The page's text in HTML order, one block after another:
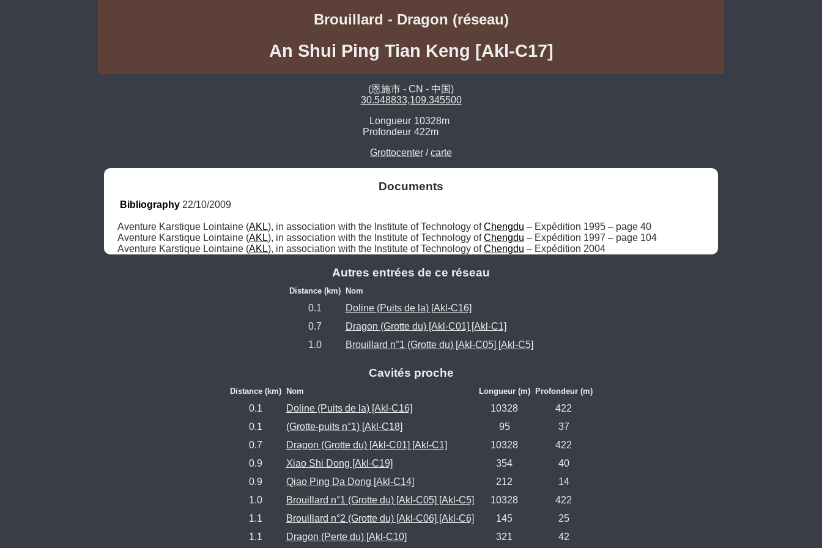
Brouillard - Dragon (réseau)
An Shui Ping Tian Keng [Akl-C17]
(恩施市 - CN - 中国)
30.548833,109.345500
Longueur 10328m
Profondeur 422m
Grottocenter /carte
Documents
Bibliography 22/10/2009
Aventure Karstique Lointaine (AKL), in association with the Institute of Technology of Chengdu – Expédition 1995 – page 40
Aventure Karstique Lointaine (AKL), in association with the Institute of Technology of Chengdu – Expédition 1997 – page 104
Aventure Karstique Lointaine (AKL), in association with the Institute of Technology of Chengdu – Expédition 2004
Autres entrées de ce réseau
Distance (km) Nom
0.1
Doline (Puits de la) [Akl-C16]
0.7
Dragon (Grotte du) [Akl-C01] [Akl-C1]
1.0
Brouillard n°1 (Grotte du) [Akl-C05] [Akl-C5]
Cavités proche
Distance (km) Nom Longueur (m) Profondeur (m)
0.1 Doline (Puits de la) [Akl-C16] 10328
422
0.1
(Grotte-puits n°1) [Akl-C18] 95
37
0.7
Dragon (Grotte du) [Akl-C01] [Akl-C1] 10328
422
0.9
Xiao Shi Dong [Akl-C19] 354
40
0.9
Qiao Ping Da Dong [Akl-C14] 212
14
1.0
Brouillard n°1 (Grotte du) [Akl-C05] [Akl-C5] 10328
422
1.1
Brouillard n°2 (Grotte du) [Akl-C06] [Akl-C6] 145
25
1.1
Dragon (Perte du) [Akl-C10] 321 42